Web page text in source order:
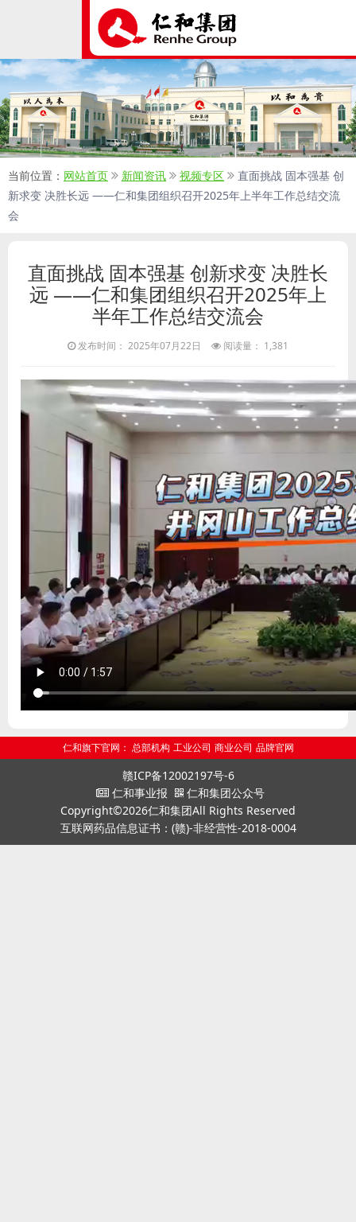
当前位置： 网站首页 新闻资讯 视频专区
直面挑战 固本强基 创
新求变 决胜长远 ——仁和集团组织召开2025年上半年工作总结交流
会
直面挑战 固本强基 创新求变 决胜长
远 ——仁和集团组织召开2025年上
半年工作总结交流会
发布时间： 2025年07月22日 阅读量： 1,381
仁和旗下官网： 总部机构 工业公司 商业公司 品牌官网
赣ICP备12002197号-6
仁和事业报
仁和集团公众号
Copyright©2026仁和集团All Rights Reserved
互联网药品信息证书：(赣)-非经营性-2018-0004